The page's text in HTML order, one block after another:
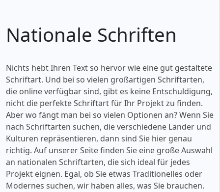
Nationale Schriften
Nichts hebt Ihren Text so hervor wie eine gut gestaltete
Schriftart. Und bei so vielen großartigen Schriftarten,
die online verfügbar sind, gibt es keine Entschuldigung,
nicht die perfekte Schriftart für Ihr Projekt zu finden.
Aber wo fängt man bei so vielen Optionen an? Wenn Sie
nach Schriftarten suchen, die verschiedene Länder und
Kulturen repräsentieren, dann sind Sie hier genau
richtig. Auf unserer Seite finden Sie eine große Auswahl
an nationalen Schriftarten, die sich ideal für jedes
Projekt eignen. Egal, ob Sie etwas Traditionelles oder
Modernes suchen, wir haben alles, was Sie brauchen.